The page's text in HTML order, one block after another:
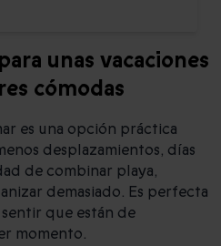
unas vacaciones
cómodas
es una opción práctica
desplazamientos, días
de combinar playa,
demasiado. Es perfecta
que están de
momento.